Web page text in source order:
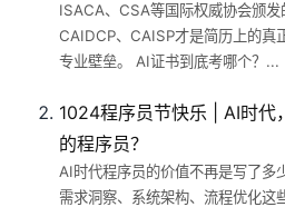
ISACA、CSA等国际权威协会颁发
CAIDCP、CAISP才是简历上的真
专业壁垒。 AI证书到底考哪个？...
1024程序员节快乐 | AI时代
的程序员？
AI时代程序员的价值不再是写了多
需求洞察、系统架构、流程优化这